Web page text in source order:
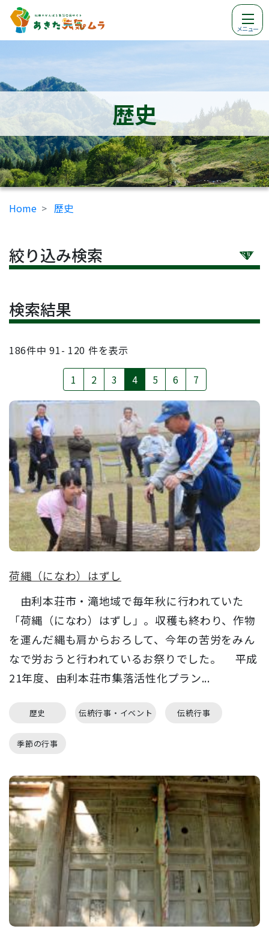
メニュー
歴史
Home 歴史
絞り込み検索
検索結果
186件中91- 120 件を表示
1 2 3 4 5 6 7
荷縄（になわ）はずし
由利本荘市・滝地域で毎年秋に行われていた
「荷縄（になわ）はずし」。収穫も終わり、作物
を運んだ縄も肩からおろして、今年の苦労をみん
なで労おうと行われているお祭りでした。 平成
21年度、由利本荘市集落活性化プラン...
歴史 伝統行事・イベント 伝統行事
季節の行事